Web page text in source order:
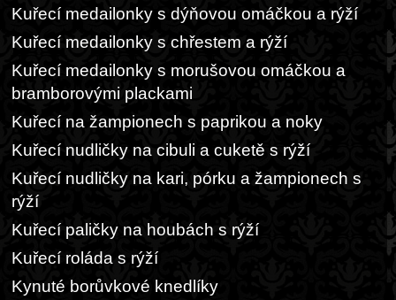
Kuřecí medailonky s dýňovou omáčkou a rýží
Kuřecí medailonky s chřestem a rýží
Kuřecí medailonky s morušovou omáčkou a
bramborovými plackami
Kuřecí na žampionech s paprikou a noky
Kuřecí nudličky na cibuli a cuketě s rýží
Kuřecí nudličky na kari, pórku a žampionech s
rýží
Kuřecí paličky na houbách s rýží
Kuřecí roláda s rýží
Kynuté borůvkové knedlíky